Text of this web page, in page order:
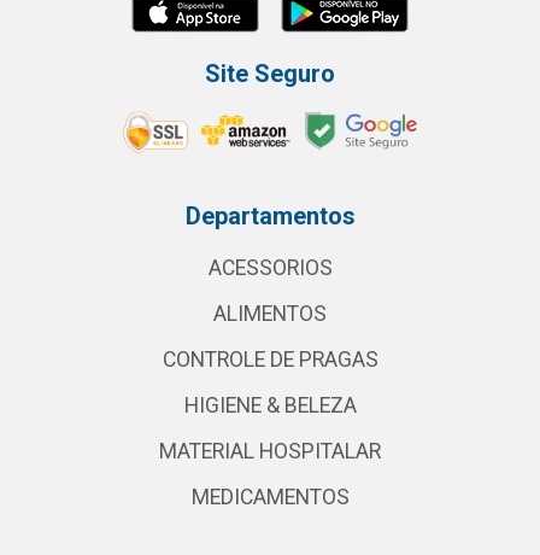
Site Seguro
Departamentos
ACESSORIOS
ALIMENTOS
CONTROLE DE PRAGAS
HIGIENE & BELEZA
MATERIAL HOSPITALAR
MEDICAMENTOS